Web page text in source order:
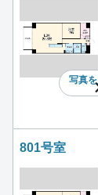
写真を
801号室